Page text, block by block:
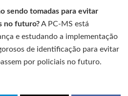
sendo tomadas para evitar
no futuro?A PC-MS está
e estudando a implementação
de identificação para evitar
por policiais no futuro.